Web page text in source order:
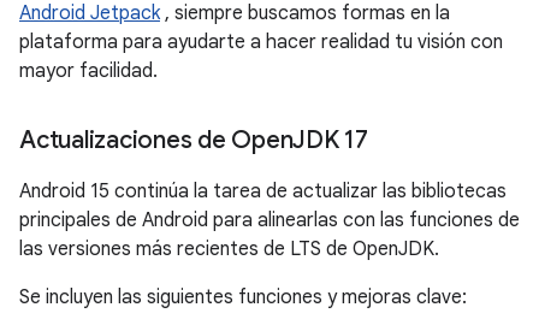
Android Jetpack, siempre buscamos formas en la
plataforma para ayudarte a hacer realidad tu visión con
mayor facilidad.
Actualizaciones de OpenJDK 17
Android 15 continúa la tarea de actualizar las bibliotecas
principales de Android para alinearlas con las funciones de
las versiones más recientes de LTS de OpenJDK.
Se incluyen las siguientes funciones y mejoras clave: